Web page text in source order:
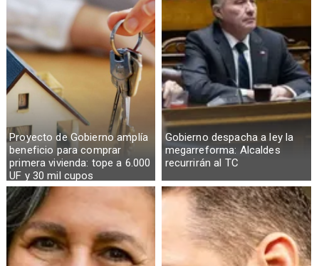
Proyecto de Gobierno amplía
beneficio para comprar
primera vivienda: tope a 6.000
UF y 30 mil cupos
Gobierno despacha a ley la
megarreforma: Alcaldes
recurrirán al TC